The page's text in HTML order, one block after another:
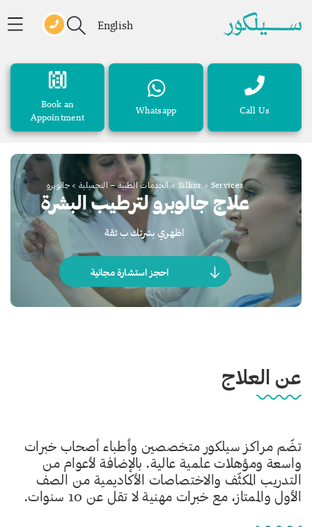
English
Call Us
Whatsapp
Book an
Appointment
Silkor> Services
>الخدمات الطبية – التجميلية>جالوبرو
علاج جالوبرو لترطيب البشرة
اظهري بشرتك ب ثقة
احجز استشارة مجانية
عن العلاج
تضّم مراكز سيلكور متخصصين وأطباء أصحاب خبرات
واسعة ومؤهلات علمية عالية. بالإضافة لأعوام من
التدريب المكثّف والاختصاصات الأكاديمية من الصف
الأول والممتاز، مع خبرات مهنية لا تقل عن 10 سنوات.